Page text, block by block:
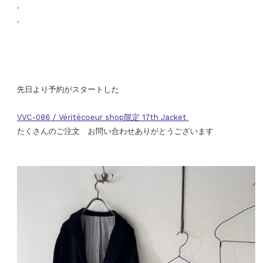
.
.
先日より予約がスタートした
VVC-086 / Véritécoeur shop限定 17th Jacket
たくさんのご注文 お問い合わせありがとうございます